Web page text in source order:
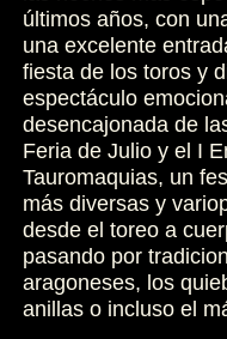
últimos años, con
una excelente
fiesta de los toros y
espectáculo
desencajonada de
Feria de Julio y el I
Tauromaquias, un
más diversas y
desde el toreo a
pasando por
aragoneses, los
anillas o incluso el